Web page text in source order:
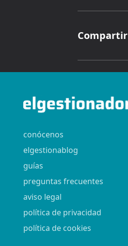
Compartir
conócenos
elgestionablog
guías
preguntas frecuentes
aviso legal
política de privacidad
política de cookies